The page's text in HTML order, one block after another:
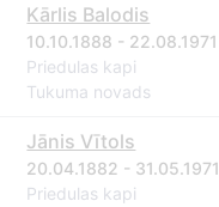
Kārlis Balodis
10.10.1888 - 22.08.1971
Priedulas kapi
Tukuma novads
Jānis Vītols
20.04.1882 - 31.05.1971
Priedulas kapi